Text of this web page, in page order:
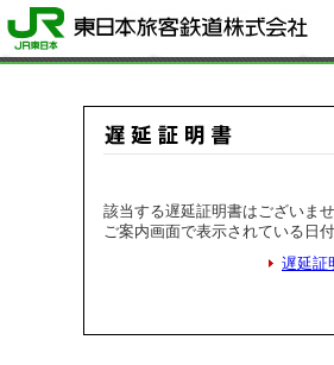
該当する遅延証明書はございませ
ご案内画面で表示されている日
遅延証